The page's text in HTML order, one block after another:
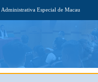
Especial de Macau